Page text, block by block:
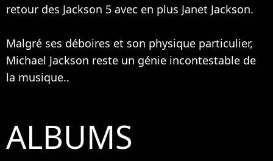
retour des Jackson 5 avec en plus Janet Jackson.
Malgré ses déboires et son physique particulier,
Michael Jackson reste un génie incontestable de
la musique..
ALBUMS